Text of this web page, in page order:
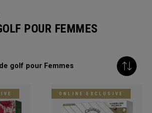
POUR FEMMES
golf pour Femmes
ONLINE EXCLUSIVE